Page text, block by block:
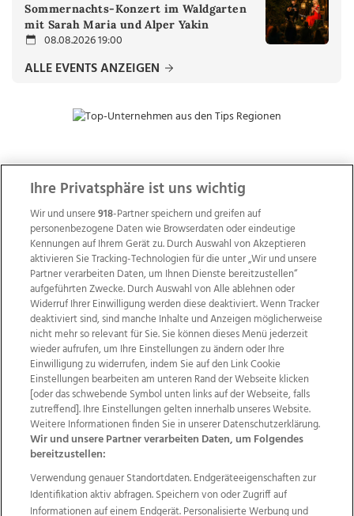
Sommernachts-Konzert im Waldgarten
mit Sarah Maria und Alper Yakin
08.08.2026 19:00
ALLE EVENTS ANZEIGEN
ZUR NACHRICHTENÜBERSICHT
Wir über uns Mediadaten Kontakt
Jobs
Datenschutz
Impressum
AGB Anzeigekunden
AGB Website
Ehrenkodex Politische Werbung
Weitere Angebote des Medienhauses Wimmer
TV1 di-mog-i.at OÖNow Ischler Woche
Ihre Privatsphäre ist uns wichtig
Wir und unsere918-Partner speichern und greifen auf
personenbezogene Daten wie Browserdaten oder eindeutige
Kennungen auf Ihrem Gerät zu. Durch Auswahl von Akzeptieren
aktivieren Sie Tracking-Technologien für die unter „Wir und unsere
Partner verarbeiten Daten, um Ihnen Dienste bereitzustellen“
aufgeführten Zwecke. Durch Auswahl von Alle ablehnen oder
Widerruf Ihrer Einwilligung werden diese deaktiviert. Wenn Tracker
deaktiviert sind, sind manche Inhalte und Anzeigen möglicherweise
nicht mehr so relevant für Sie. Sie können dieses Menü jederzeit
wieder aufrufen, um Ihre Einstellungen zu ändern oder Ihre
Einwilligung zu widerrufen, indem Sie auf den Link Cookie
Einstellungen bearbeiten am unteren Rand der Webseite klicken
[oder das schwebende Symbol unten links auf der Webseite, falls
zutreffend]. Ihre Einstellungen gelten innerhalb unseres Website.
Weitere Informationen finden Sie in unserer Datenschutzerklärung.
Wir und unsere Partner verarbeiten Daten, um Folgendes
bereitzustellen:
Verwendung genauer Standortdaten. Endgeräteeigenschaften zur
Identifikation aktiv abfragen. Speichern von oder Zugriff auf
Informationen auf einem Endgerät. Personalisierte Werbung und